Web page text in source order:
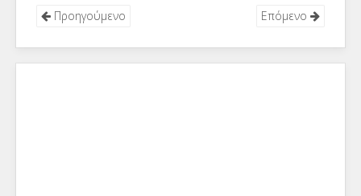
Προηγούμενο Επόμενο